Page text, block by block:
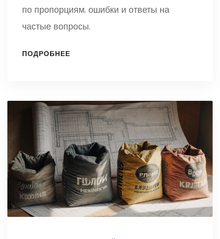
по пропорциям, ошибки и ответы на
частые вопросы.
ПОДРОБНЕЕ